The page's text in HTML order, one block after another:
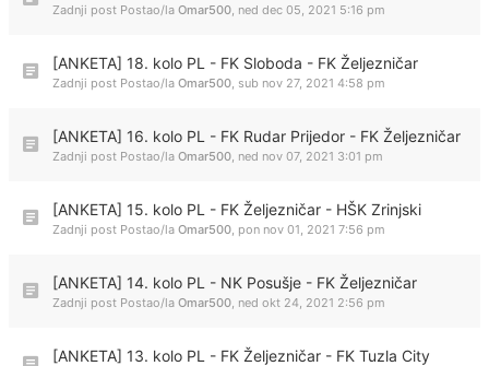
Zadnji post Postao/la Omar500, ned dec 05, 2021 5:16 pm
[ANKETA] 18. kolo PL - FK Sloboda - FK Željezničar
Zadnji post Postao/la Omar500, sub nov 27, 2021 4:58 pm
[ANKETA] 16. kolo PL - FK Rudar Prijedor - FK Željezničar
Zadnji post Postao/la Omar500, ned nov 07, 2021 3:01 pm
[ANKETA] 15. kolo PL - FK Željezničar - HŠK Zrinjski
Zadnji post Postao/la Omar500, pon nov 01, 2021 7:56 pm
[ANKETA] 14. kolo PL - NK Posušje - FK Željezničar
Zadnji post Postao/la Omar500, ned okt 24, 2021 2:56 pm
[ANKETA] 13. kolo PL - FK Željezničar - FK Tuzla City